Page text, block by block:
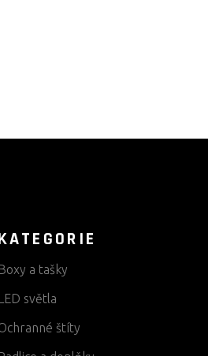
Boxy a tašky
LED světla
štíty